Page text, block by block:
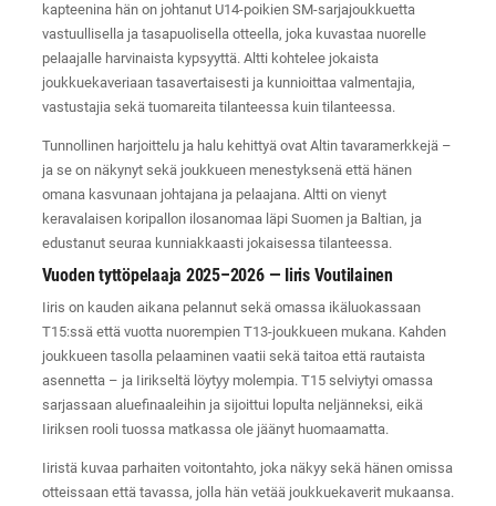
kapteenina hän on johtanut U14-poikien SM-sarjajoukkuetta
vastuullisella ja tasapuolisella otteella, joka kuvastaa nuorelle
pelaajalle harvinaista kypsyyttä. Altti kohtelee jokaista
joukkuekaveriaan tasavertaisesti ja kunnioittaa valmentajia,
vastustajia sekä tuomareita tilanteessa kuin tilanteessa.
Tunnollinen harjoittelu ja halu kehittyä ovat Altin tavaramerkkejä –
ja se on näkynyt sekä joukkueen menestyksenä että hänen
omana kasvunaan johtajana ja pelaajana. Altti on vienyt
keravalaisen koripallon ilosanomaa läpi Suomen ja Baltian, ja
edustanut seuraa kunniakkaasti jokaisessa tilanteessa.
Vuoden tyttöpelaaja 2025–2026 — Iiris Voutilainen
Iiris on kauden aikana pelannut sekä omassa ikäluokassaan
T15:ssä että vuotta nuorempien T13-joukkueen mukana. Kahden
joukkueen tasolla pelaaminen vaatii sekä taitoa että rautaista
asennetta – ja Iirikseltä löytyy molempia. T15 selviytyi omassa
sarjassaan aluefinaaleihin ja sijoittui lopulta neljänneksi, eikä
Iiriksen rooli tuossa matkassa ole jäänyt huomaamatta.
Iiristä kuvaa parhaiten voitontahto, joka näkyy sekä hänen omissa
otteissaan että tavassa, jolla hän vetää joukkuekaverit mukaansa.